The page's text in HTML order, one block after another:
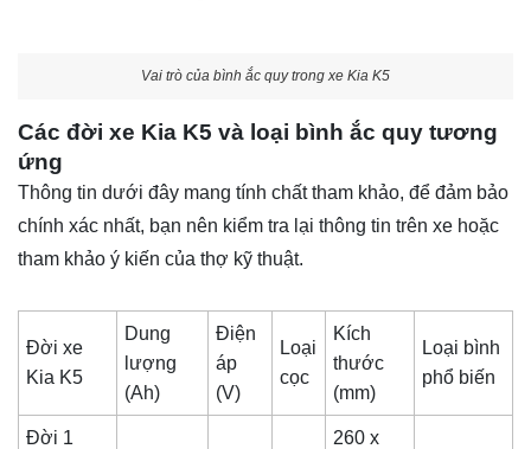
Vai trò của bình ắc quy trong xe Kia K5
Các đời xe Kia K5 và loại bình ắc quy tương
ứng
Thông tin dưới đây mang tính chất tham khảo, để đảm bảo
chính xác nhất, bạn nên kiểm tra lại thông tin trên xe hoặc
tham khảo ý kiến của thợ kỹ thuật.
Đời xe
Kia K5
Dung
lượng
(Ah)
Điện
áp
(V)
Loại
cọc
Kích
thước
(mm)
Loại bình
phổ biến
Đời 1
260 x